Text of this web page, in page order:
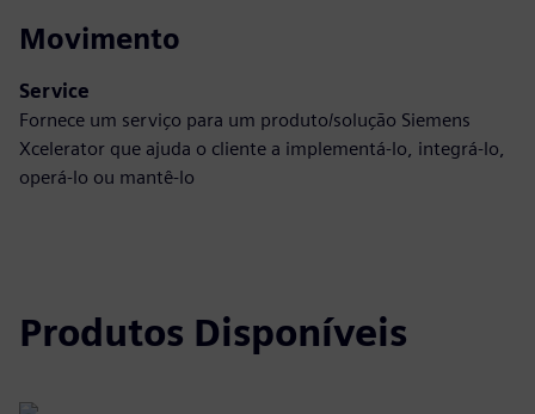
Movimento
Service
Fornece um serviço para um produto/solução Siemens
Xcelerator que ajuda o cliente a implementá-lo, integrá-lo,
operá-lo ou mantê-lo
Produtos Disponíveis